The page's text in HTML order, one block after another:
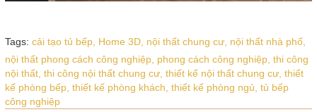
Tags: cải tạo tủ bếp, Home 3D, nội thất chung cư, nội thất nhà phố,
nội thất phong cách công nghiệp, phong cách công nghiệp, thi công
nội thất, thi công nội thất chung cư, thiết kế nội thất chung cư, thiết
kế phòng bếp, thiết kế phòng khách, thiết kế phòng ngủ, tủ bếp
công nghiệp